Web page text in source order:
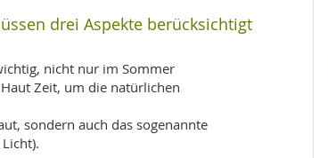
drei Aspekte berücksichtigt
nicht nur im Sommer
Zeit, um die natürlichen
sondern auch das sogenannte